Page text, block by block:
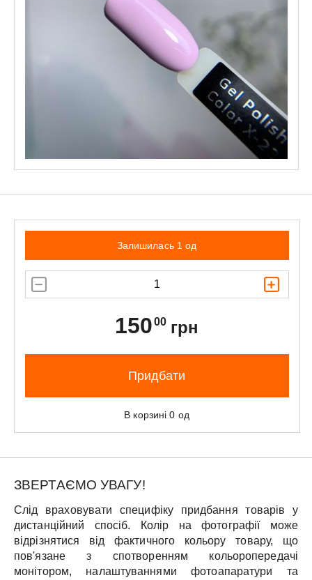
Залишилась 1 од
15000 грн
Придбати
В корзині0 од
ЗВЕРТАЄМО УВАГУ!
Слід враховувати специфіку придбання товарів у
дистанційний спосіб. Колір на фотографії може
відрізнятися від фактичного кольору товару, що
пов'язане з спотворенням кольоропередачі
монітором, налаштуваннями фотоапаратури та